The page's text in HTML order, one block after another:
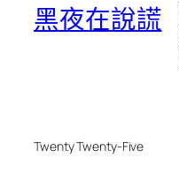
黑夜在說謊
Twenty Twenty-Five